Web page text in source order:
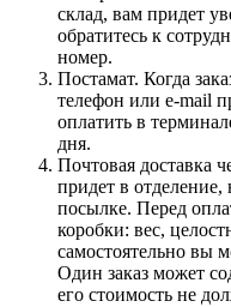
склад, вам придет
обратитесь к
номер.
Постамат. Когда
телефон или e-mail
оплатить в
дня.
Почтовая доставка
придет в
посылке. Перед
коробки: вес,
самостоятельно вы
Один заказ может
его стоимость не